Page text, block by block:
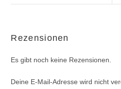
Rezensionen
Es gibt noch keine Rezensionen.
Deine E-Mail-Adresse wird nicht